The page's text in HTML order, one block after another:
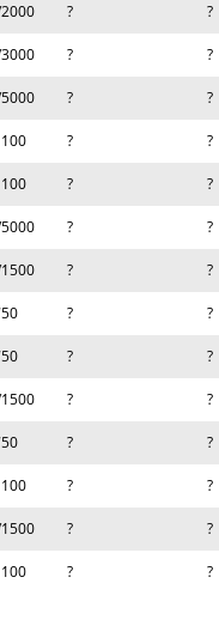
? ?
? ?
? ?
? ?
? ?
? ?
? ?
? ?
? ?
? ?
? ?
? ?
? ?
? ?